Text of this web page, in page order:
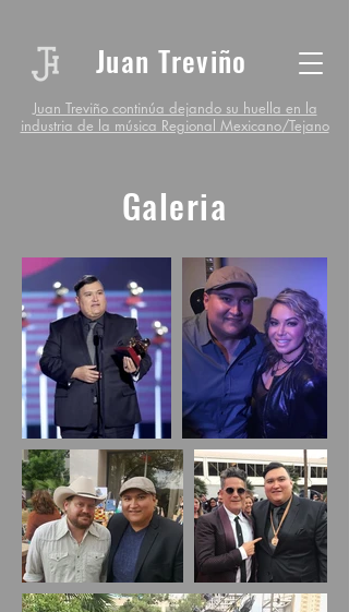
Juan Treviño
Juan Treviño continúa dejando su huella en la
industria de la música Regional Mexicano/Tejano
Galeria